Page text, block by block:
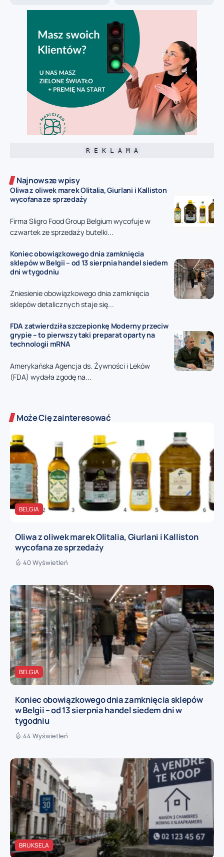
R E K L A M A
Najnowsze wpisy
Oliwa z oliwek marek Olitalia, Giurlani i Kalliston
wycofana ze sprzedaży
Firma Sligro Food Group Belgium wycofuje w
czwartek ze sprzedaży butelki...
Koniec obowiązkowego dnia zamknięcia
sklepów w Belgii – od 13 sierpnia handel siedem
dni w tygodniu
Zniesienie obowiązkowego dnia zamknięcia
sklepów detalicznych staje się...
FDA zatwierdziła szczepionkę Moderny przeciw
grypie – to pierwszy taki preparat oparty na
technologii mRNA
Amerykańska Agencja ds. Żywności i Leków
(FDA) wydała zgodę na...
Może Cię zainteresować
BELGIA
Oliwa z oliwek marek Olitalia, Giurlani i Kalliston
wycofana ze sprzedaży
40 Wyświetleń
BELGIA
Koniec obowiązkowego dnia zamknięcia sklepów
w Belgii – od 13 sierpnia handel siedem dni w
tygodniu
44 Wyświetleń
BRUKSELA